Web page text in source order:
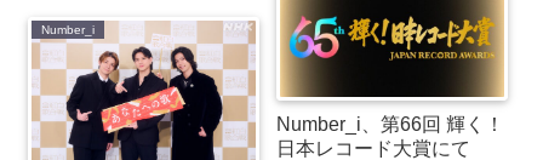
Number_i、第66回 輝く！
日本レコード大賞にて
Number_i